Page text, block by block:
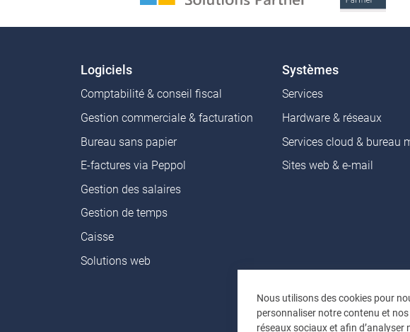
Nous utilisons des cookies pour
personnaliser notre contenu et
réseaux sociaux et afin
Logiciels
Comptabilité & conseil fiscal
Gestion commerciale & facturation
Bureau sans papier
E-factures via Peppol
Gestion des salaires
Gestion de temps
Caisse
Solutions web
Systèmes
Services
Hardware & réseaux
Services cloud & bureau
Sites web & e-mail